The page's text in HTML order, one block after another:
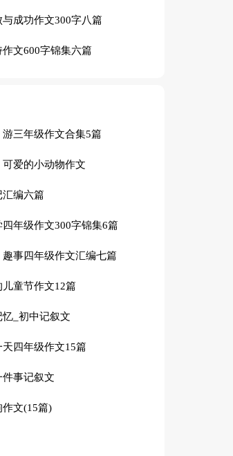
成功作文300字八篇
文600字锦集六篇
游三年级作文合集5篇
可爱的小动物作文
编六篇
年级作文300字锦集6篇
趣事四年级作文汇编七篇
童节作文12篇
_初中记叙文
四年级作文15篇
件事记叙文
作文(15篇)